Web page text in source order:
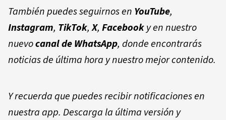
También puedes seguirnos en YouTube,
Instagram, TikTok,X, Facebooky en nuestro
nuevocanal de WhatsApp, donde encontrarás
noticias de última hora y nuestro mejor contenido.
Y recuerda que puedes recibir notificaciones en
nuestra app. Descarga la última versión y